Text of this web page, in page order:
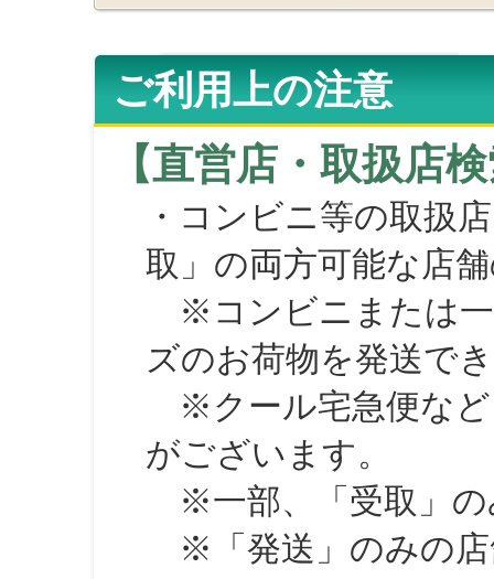
ご利用上の注意
【直営店・取扱店
・コンビニ等の取扱
取」の両方可能な店
※コンビニまたは一
ズのお荷物を発送で
※クール宅急便など
がございます。
※一部、「受取」の
※「発送」のみの店